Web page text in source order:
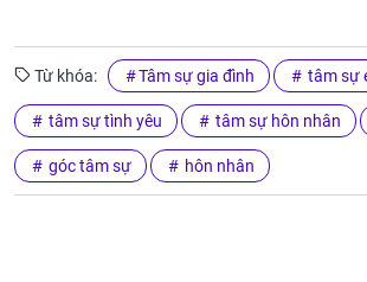
Từ khóa: Tâm sự gia đình tâm sự
tâm sự tình yêu tâm sự hôn nhân
góc tâm sự hôn nhân